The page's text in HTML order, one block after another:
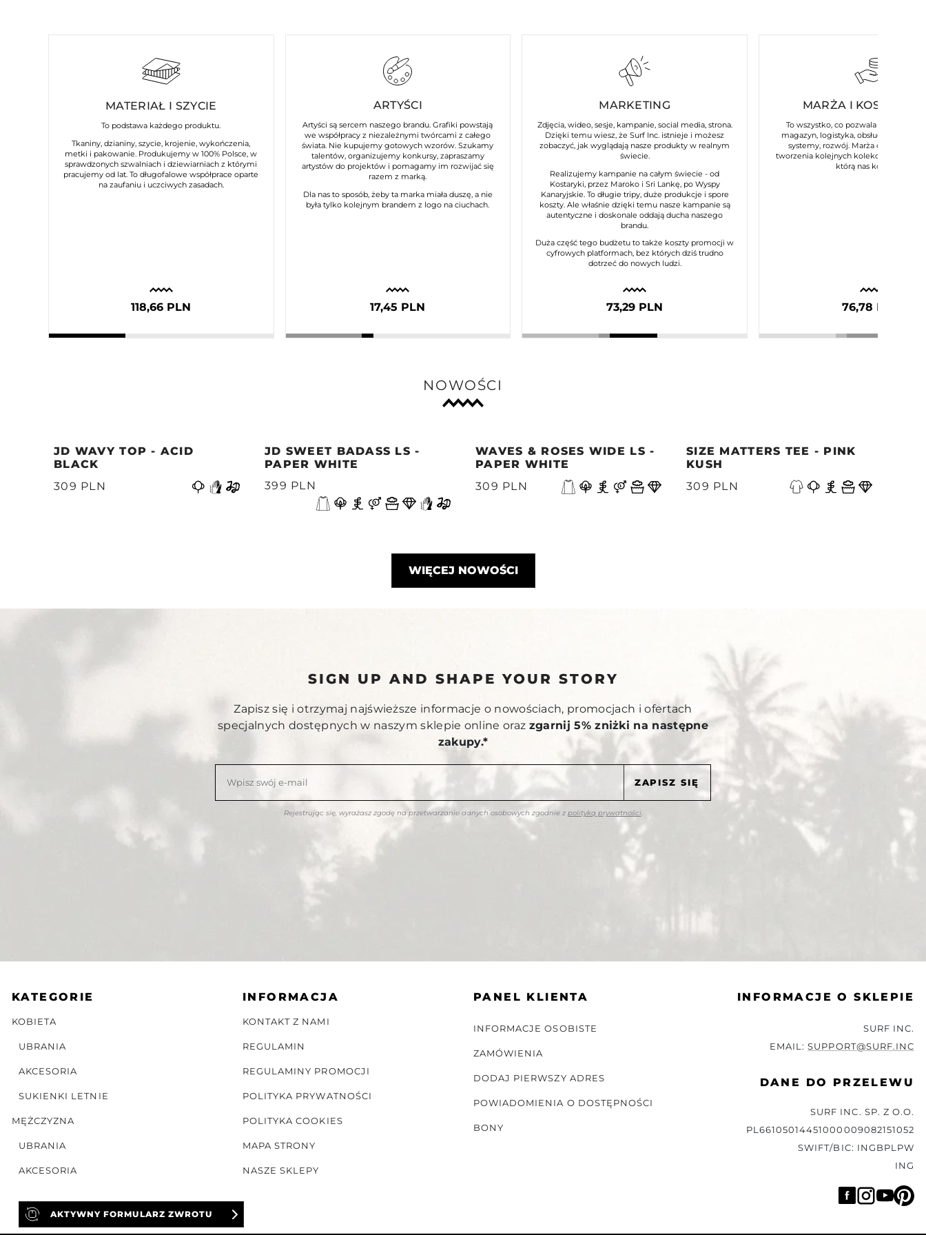
MATERIAŁ I SZYCIE
To podstawa każdego produktu.
Tkaniny, dzianiny, szycie, krojenie, wykończenia,
metki i pakowanie. Produkujemy w 100% Polsce, w
sprawdzonych szwalniach i dziewiarniach z którymi
pracujemy od lat. To długofalowe współprace oparte
na zaufaniu i uczciwych zasadach.
118,66 PLN
ARTYŚCI
Artyści są sercem naszego brandu. Grafiki powstają
we współpracy z niezależnymi twórcami z całego
świata. Nie kupujemy gotowych wzorów. Szukamy
talentów, organizujemy konkursy, zapraszamy
artystów do projektów i pomagamy im rozwijać się
razem z marką.
Dla nas to sposób, żeby ta marka miała duszę, a nie
była tylko kolejnym brandem z logo na ciuchach.
17,45 PLN
MARKETING
Zdjęcia, wideo, sesje, kampanie, social media, strona.
Dzięki temu wiesz, że Surf Inc. istnieje i możesz
zobaczyć, jak wyglądają nasze produkty w realnym
świecie.
Realizujemy kampanie na całym świecie - od
Kostaryki, przez Maroko i Sri Lankę, po Wyspy
Kanaryjskie. To długie tripy, duże produkcje i spore
koszty. Ale właśnie dzięki temu nasze kampanie są
autentyczne i doskonale oddają ducha naszego
brandu.
Duża część tego budżetu to także koszty promocji w
cyfrowych platformach, bez których dziś trudno
dotrzeć do nowych ludzi.
73,29 PLN
MARŻA I KOSZTY
To wszystko, co pozwala naszej
magazyn, logistyka, obsługa klienta,
systemy, rozwój. Marża daje nam
tworzenia kolejnych kolekcji i
którą nas kojarzysz.
76,78 PLN
NOWOŚCI
JD WAVY TOP - ACID
BLACK
309 PLN
JD SWEET BADASS LS -
PAPER WHITE
399 PLN
WAVES & ROSES WIDE LS -
PAPER WHITE
309 PLN
SIZE MATTERS TEE - PINK
KUSH
309 PLN
Poprzedni
WIĘCEJ NOWOŚCI
SIGN UP AND SHAPE YOUR STORY
Zapisz się i otrzymaj najświeższe informacje o nowościach, promocjach i ofertach
specjalnych dostępnych w naszym sklepie online oraz zgarnij 5% zniżki na następne
zakupy.*
Rejestrując się, wyrażasz zgodę na przetwarzanie danych osobowych zgodnie z polityką prywatności.
KATEGORIE
KOBIETA
UBRANIA
AKCESORIA
SUKIENKI LETNIE
MĘŻCZYZNA
UBRANIA
AKCESORIA
AKTYWNY FORMULARZ ZWROTU
INFORMACJA
KONTAKT Z NAMI
REGULAMIN
REGULAMINY PROMOCJI
POLITYKA PRYWATNOŚCI
POLITYKA COOKIES
MAPA STRONY
NASZE SKLEPY
PANEL KLIENTA
INFORMACJE OSOBISTE
ZAMÓWIENIA
DODAJ PIERWSZY ADRES
POWIADOMIENIA O DOSTĘPNOŚCI
BONY
INFORMACJE O SKLEPIE
SURF INC.
EMAIL:SUPPORT@SURF.INC
DANE DO PRZELEWU
SURF INC. SP. Z O.O.
PL66105014451000009082151052
SWIFT/BIC: INGBPLPW
ING